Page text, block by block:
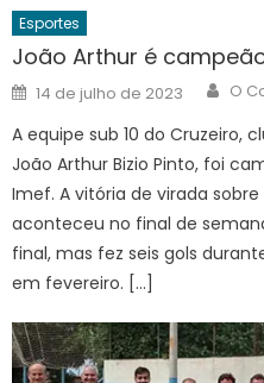
Esportes
João Arthur é
Posted
on
14 de julho de 2023 O
A equipe sub 10 do Cruzeiro,
João Arthur Bizio Pinto, foi
Imef. A vitória de virada
aconteceu no final de
final, mas fez seis gols
em fevereiro. […]